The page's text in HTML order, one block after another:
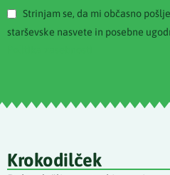
Strinjam se, da mi občasno
starševske nasvete in posebne
Krokodilček